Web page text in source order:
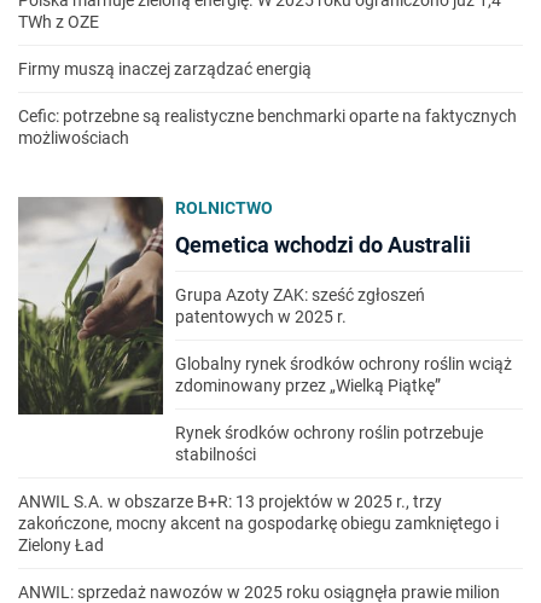
TWh z OZE
Firmy muszą inaczej zarządzać energią
Cefic: potrzebne są realistyczne benchmarki oparte na faktycznych
możliwościach
ROLNICTWO
Qemetica wchodzi do Australii
Grupa Azoty ZAK: sześć zgłoszeń
patentowych w 2025 r.
Globalny rynek środków ochrony roślin wciąż
zdominowany przez „Wielką Piątkę”
Rynek środków ochrony roślin potrzebuje
stabilności
ANWIL S.A. w obszarze B+R: 13 projektów w 2025 r., trzy
zakończone, mocny akcent na gospodarkę obiegu zamkniętego i
Zielony Ład
ANWIL: sprzedaż nawozów w 2025 roku osiągnęła prawie milion